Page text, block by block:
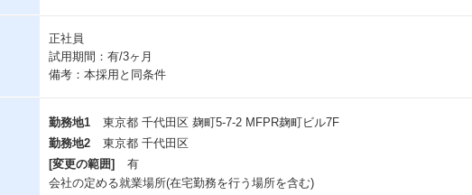
正社員
試用期間：有/3ヶ月
備考：本採用と同条件
勤務地1
東京都 千代田区 麹町5-7-2 MFPR麹町ビル7F
勤務地2
東京都 千代田区
[変更の範囲]
有
会社の定める就業場所(在宅勤務を行う場所を含む)